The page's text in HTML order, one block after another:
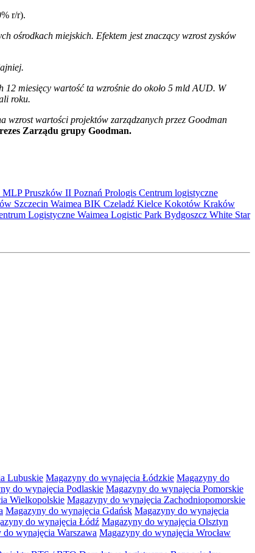
r/r).
ośrodkach miejskich. Efektem jest znaczący wzrost zysków
miesięcy wartość ta wzrośnie do około 5 mld AUD. W
roku.
wzrost wartości projektów zarządzanych przez Goodman
Zarządu grupy Goodman.
MLP Pruszków II Poznań Prologis Centrum logistyczne
Szczecin Waimea BIK Czeladź Kielce Kokotów Kraków
Logistyczne Waimea Logistic Park Bydgoszcz White Star
Lubuskie Magazyny do wynajęcia Łódzkie Magazyny do
do wynajęcia Podlaskie Magazyny do wynajęcia Pomorskie
Wielkopolskie Magazyny do wynajęcia Zachodniopomorskie
Magazyny do wynajęcia Gdańsk Magazyny do wynajęcia
do wynajęcia Łódź Magazyny do wynajęcia Olsztyn
do wynajęcia Warszawa Magazyny do wynajęcia Wrocław